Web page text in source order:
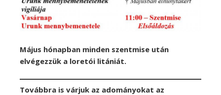
Május hónapban minden szentmise után
elvégezzük a loretói litániát.
Továbbra is várjuk az adományokat az